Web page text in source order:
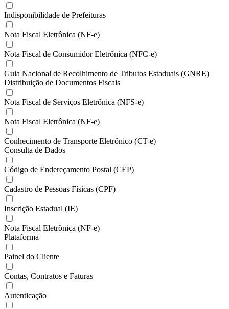
Indisponibilidade de Prefeituras
Nota Fiscal Eletrônica (NF-e)
Nota Fiscal de Consumidor Eletrônica (NFC-e)
Guia Nacional de Recolhimento de Tributos Estaduais (GNRE)
Distribuição de Documentos Fiscais
Nota Fiscal de Serviços Eletrônica (NFS-e)
Nota Fiscal Eletrônica (NF-e)
Conhecimento de Transporte Eletrônico (CT-e)
Consulta de Dados
Código de Endereçamento Postal (CEP)
Cadastro de Pessoas Físicas (CPF)
Inscrição Estadual (IE)
Nota Fiscal Eletrônica (NF-e)
Plataforma
Painel do Cliente
Contas, Contratos e Faturas
Autenticação